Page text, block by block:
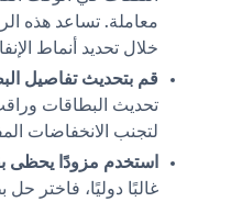
معاملة. تساعد هذه
خلال تحديد أنماط
قم بتحديث تفاصيل
تحديث البطاقات وراقب
لتجنب الانخفاضات
استخدم مزودًا يحظى
غالبًا دوليًا، فاختر